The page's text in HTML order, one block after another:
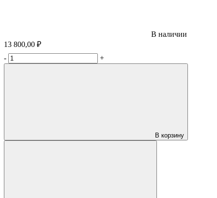
В наличии
13 800,00 ₽
-
+
В корзину